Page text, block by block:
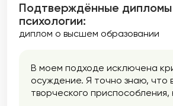
Подтверждённые
психологии:
диплом о высшем образовании
В моем подходе исключена
осуждение. Я точно знаю, что
творческого приспособления,